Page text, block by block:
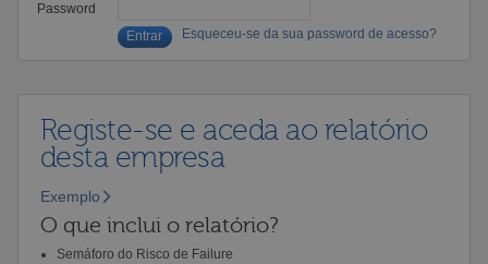
Password
Esqueceu-se da sua password de acesso?
Registe-se e aceda ao relatório
desta empresa
Exemplo
O que inclui o relatório?
Semáforo do Risco de Failure